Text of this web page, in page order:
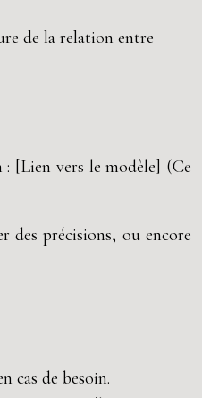
de la relation entre
[Lien vers le modèle] (Ce
des précisions, ou encore
cas de besoin.